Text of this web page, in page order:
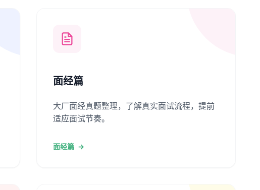
面经篇
大厂面经真题整理，了解真实面试流程，提前
适应面试节奏。
面经篇 →